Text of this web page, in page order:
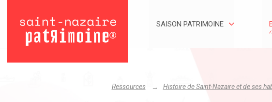
SAISON PATRIMOINE
Ressources Histoire de Saint-Nazaire et de ses